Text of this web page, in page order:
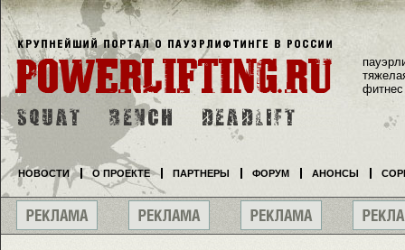
фитнес
НОВОСТИ О ПРОЕКТЕ ПАРТНЕРЫ ФОРУМ АНОНСЫ